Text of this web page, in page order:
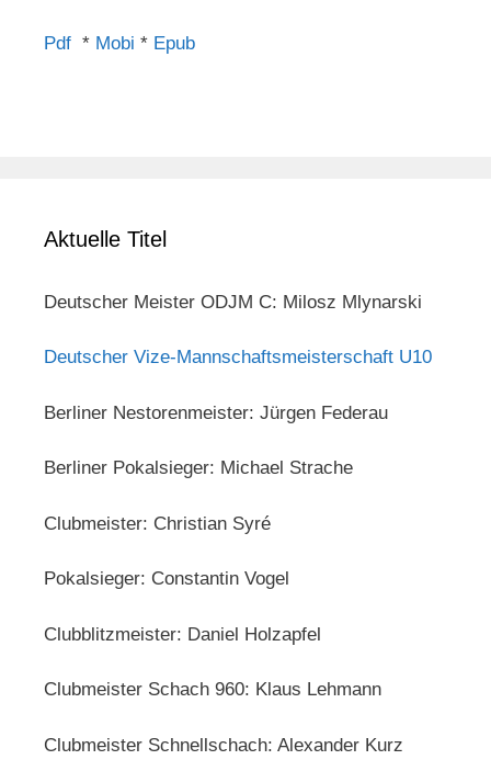
Pdf * Mobi * Epub
Aktuelle Titel
Deutscher Meister ODJM C: Milosz Mlynarski
Deutscher Vize-Mannschaftsmeisterschaft U10
Berliner Nestorenmeister: Jürgen Federau
Berliner Pokalsieger: Michael Strache
Clubmeister: Christian Syré
Pokalsieger: Constantin Vogel
Clubblitzmeister: Daniel Holzapfel
Clubmeister Schach 960: Klaus Lehmann
Clubmeister Schnellschach: Alexander Kurz